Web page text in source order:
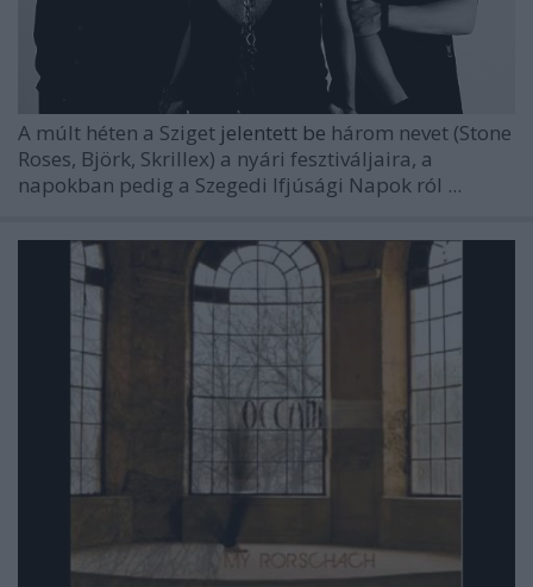
A múlt héten a Sziget jelentett be három nevet (Stone
Roses, Björk, Skrillex) a nyári fesztiváljaira, a
napokban pedig a Szegedi Ifjúsági Napok ról ...